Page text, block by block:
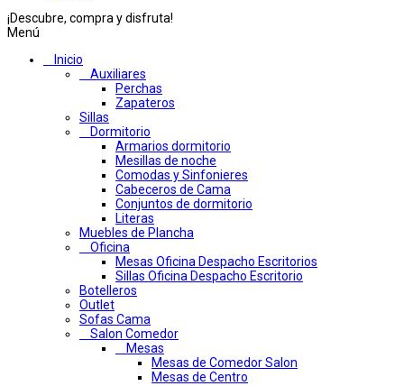
¡Descubre, compra y disfruta!
Menú
Inicio
Auxiliares
Perchas
Zapateros
Sillas
Dormitorio
Armarios dormitorio
Mesillas de noche
Comodas y Sinfonieres
Cabeceros de Cama
Conjuntos de dormitorio
Literas
Muebles de Plancha
Oficina
Mesas Oficina Despacho Escritorios
Sillas Oficina Despacho Escritorio
Botelleros
Outlet
Sofas Cama
Salon Comedor
Mesas
Mesas de Comedor Salon
Mesas de Centro